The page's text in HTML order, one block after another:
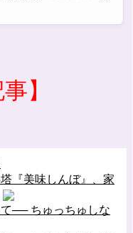
】
『美味しんぼ』、家
── ちゅっちゅしな